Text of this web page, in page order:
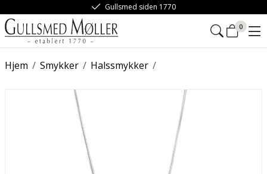
Gullsmed siden 1770
0
/
Hjem /
Smykker /
Halssmykker